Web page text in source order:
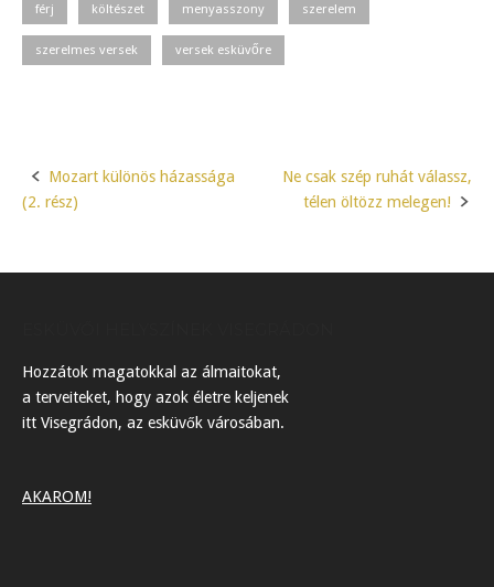
férj költészet menyasszony szerelem
szerelmes versek versek esküvőre
Post
Mozart különös házassága
(2. rész)
Ne csak szép ruhát válassz,
télen öltözz melegen!
Hozzátok magatokkal az álmaitokat,
a terveiteket, hogy azok életre keljenek
itt Visegrádon, az esküvők városában.
AKAROM!